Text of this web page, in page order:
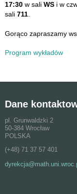
17:30 w sali WS i w
sali 711
Gorąco zapraszamy
Program wykładów
Dane
pl. Grunwaldzki 2
50-384 Wrocław
POLSKA
(+48) 71 37 57 401